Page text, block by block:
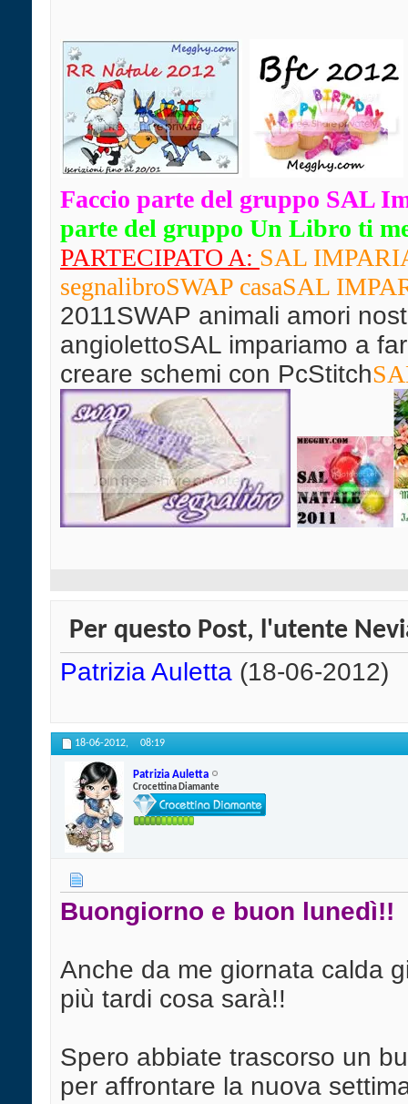
Faccio parte del gruppo SAL
parte del gruppo Un Libro ti
PARTECIPATO A: SAL
segnalibroSWAP casaSAL
2011SWAP animali amori
angiolettoSAL impariamo a
creare schemi con PcStitch
Per questo Post, l'utente
Patrizia Auletta (18-06-2012)
18-06-2012, 08:19
Patrizia Auletta
Crocettina Diamante
Buongiorno e buon lunedì!!
Anche da me giornata calda
più tardi cosa sarà!!
Spero abbiate trascorso un
per affrontare la nuova